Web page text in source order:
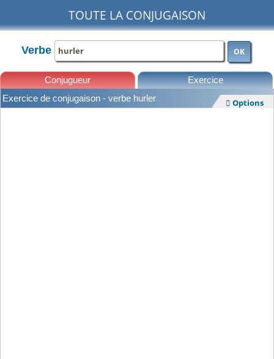
TOUTE LA CONJUGAISON
Verbe OK
Conjugueur Exercice
Exercice de conjugaison - verbe hurler  Options